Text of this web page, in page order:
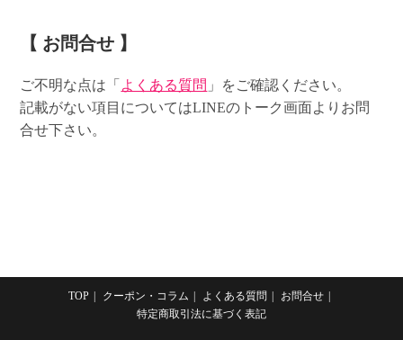
【 お問合せ 】
ご不明な点は「 よくある質問 」をご確認ください。
記載がない項目についてはLINEのトーク画面よりお問
合せ下さい。
TOP クーポン・コラム よくある質問
お問合せ
特定商取引法に基づく表記